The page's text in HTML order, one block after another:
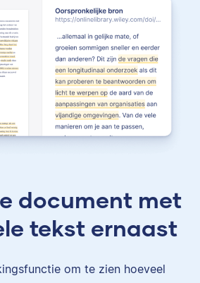
document met
tekst ernaast
om te zien hoeveel